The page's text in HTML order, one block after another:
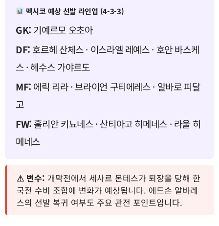
멕시코 예상 선발 라인업 (4-3-3)
GK: 기예르모 오초아
DF: 호르헤 산체스 · 이스라엘 레예스 · 호안 바스케
스 · 헤수스 가야르도
MF: 에릭 리라 · 브라이언 구티에레스 · 알바로 피달
고
FW: 훌리안 키뇨네스 · 산티아고 히메네스 · 라울 히
메네스
⚠ 변수: 개막전에서 세사르 몬테스가 퇴장을 당해 한
국전 수비 조합에 변화가 예상됩니다. 에드손 알바레
스의 선발 복귀 여부도 주요 관전 포인트입니다.